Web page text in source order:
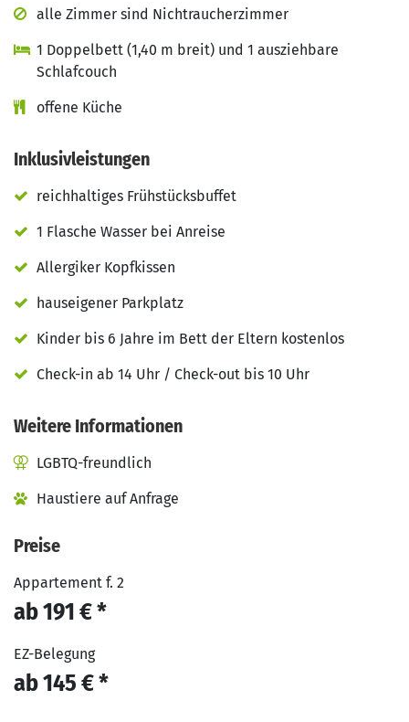
alle Zimmer sind Nichtraucherzimmer
1 Doppelbett (1,40 m breit) und 1 ausziehbare
Schlafcouch
offene Küche
Inklusivleistungen
reichhaltiges Frühstücksbuffet
1 Flasche Wasser bei Anreise
Allergiker Kopfkissen
hauseigener Parkplatz
Kinder bis 6 Jahre im Bett der Eltern kostenlos
Check-in ab 14 Uhr / Check-out bis 10 Uhr
Weitere Informationen
LGBTQ-freundlich
Haustiere auf Anfrage
Preise
Appartement f. 2
ab 191 € *
EZ-Belegung
ab 145 € *